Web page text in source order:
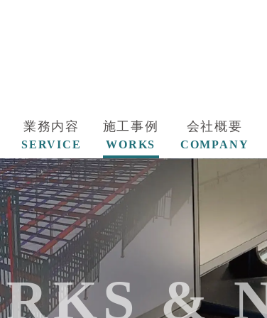
業務内容
SERVICE
施工事例
WORKS
会社概要
COMPANY
&